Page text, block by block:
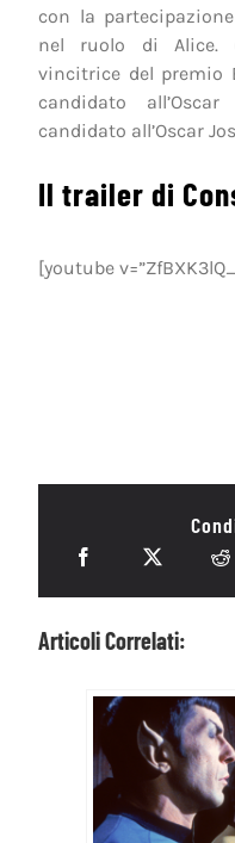
con la
nel ruolo di Alice.
vincitrice del premio
candidato
candidato all’Oscar
Il trailer di
[youtube
Articoli Correlati: